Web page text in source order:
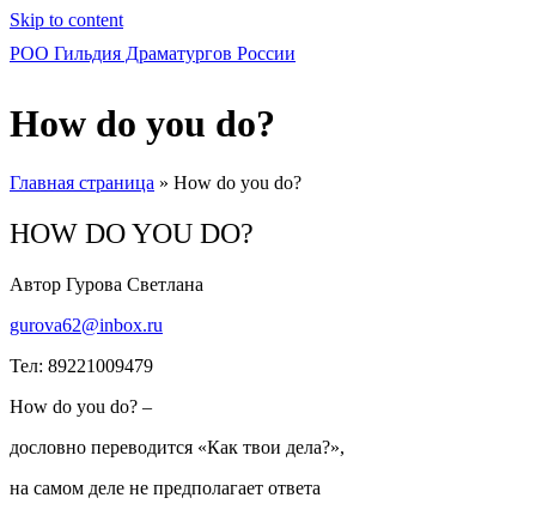
Skip to content
РОО Гильдия Драматургов России
How do you do?
Главная страница » How do you do?
HOW DO YOU DO?
Автор Гурова Светлана
gurova62@inbox.ru
Тел: 89221009479
How do you do? –
дословно переводится «Как твои дела?»,
на самом деле не предполагает ответа